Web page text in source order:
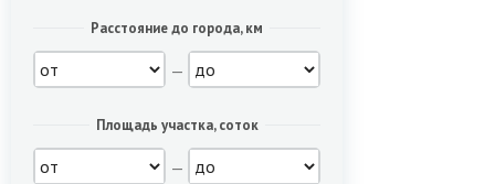
Расстояние до города, км
—
Площадь участка, соток
—